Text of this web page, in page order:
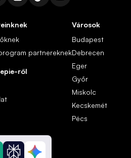
partnereknek
ről
Városok
Budapest
Debrecen
Eger
Győr
Miskolc
Kecskemét
Pécs